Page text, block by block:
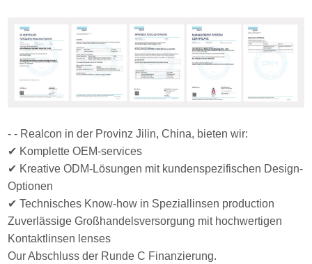
- - Realcon in der Provinz Jilin, China, bieten wir:
✔ Komplette OEM-services
✔ Kreative ODM-Lösungen mit kundenspezifischen Design-
Optionen
✔ Technisches Know-how in Speziallinsen production
Zuverlässige Großhandelsversorgung mit hochwertigen
Kontaktlinsen lenses
Our Abschluss der Runde C Finanzierung.